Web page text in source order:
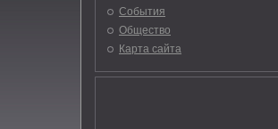
События
Общество
Карта сайта